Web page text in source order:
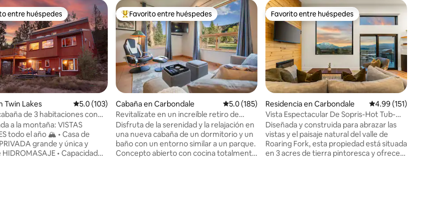
de 5; 112 evaluaciones
en Favorito entre huéspedes
entre huéspedes
Twin Lakes Calificación promedio: 5.0 de 5; 103 evaluaciones
5.0 (103)
de 3 habitaciones con
y al lago y jacuzzi
a la montaña: VISTAS
el año 🏔️ • Casa de
grande y única y
• Capacidad
De los mejores en Favorito entre huéspedes
Favorito entre huéspedes
Cabaña en Carbondale Calificación promedio: 5.0 de 5; 185 evaluaciones
5.0 (185)
Revitalízate en un increíble retiro de
montaña
Disfruta de la serenidad y la relajación en
una nueva cabaña de un dormitorio y un
baño con un entorno similar a un parque.
Concepto abierto con cocina totalmente
Favorito entre huéspedes
Favorito entre huéspedes
Residencia en Carbondale Calificación promedio:
4.99 (151)
Vista Espectacular De Sopris-Hot Tub-
Near Aspen
Diseñada y construida para abrazar las
vistas y el paisaje natural del valle de
Roaring Fork, esta propiedad está situada
en 3 acres de tierra pintoresca y ofrece